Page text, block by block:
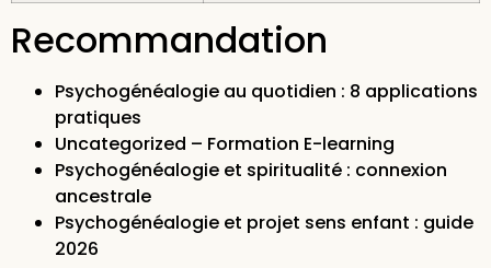
Recommandation
Psychogénéalogie au quotidien : 8 applications
pratiques
Uncategorized – Formation E-learning
Psychogénéalogie et spiritualité : connexion
ancestrale
Psychogénéalogie et projet sens enfant : guide
2026